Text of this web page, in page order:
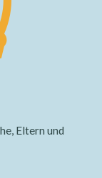
Eltern und